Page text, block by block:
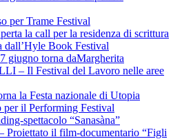
per Trame Festival
la call per la residenza di scrittura
dall’Hyle Book Festival
torna daMargherita
– Il Festival del Lavoro nelle aree
la Festa nazionale di Utopia
per il Performing Festival
spettacolo “Sanasàna”
il film-documentario “Figli